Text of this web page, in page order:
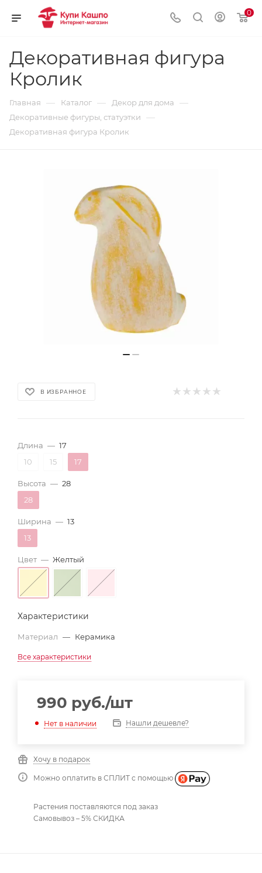
0
Декоративная фигура
Кролик
Главная — Каталог — Декор для дома —
Декоративные фигуры, статуэтки —
Декоративная фигура Кролик
В ИЗБРАННОЕ
Длина — 17
10
15 17
Высота — 28
28
Ширина — 13
13
Цвет — Желтый
Характеристики
Материал — Керамика
Все характеристики
990 руб./шт
Нет в наличии Нашли дешевле?
Хочу в подарок
Можно оплатить в СПЛИТ с помощью
Растения поставляются под заказ
Самовывоз – 5% СКИДКА